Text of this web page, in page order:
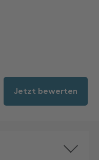
Jetzt bewerten